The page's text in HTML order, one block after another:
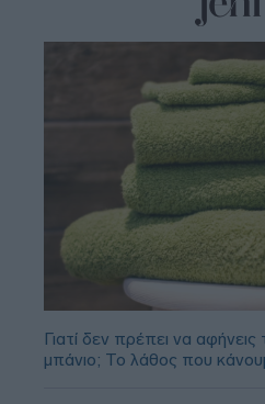
Γιατί δεν πρέπει να
μπάνιο; Το λάθος που